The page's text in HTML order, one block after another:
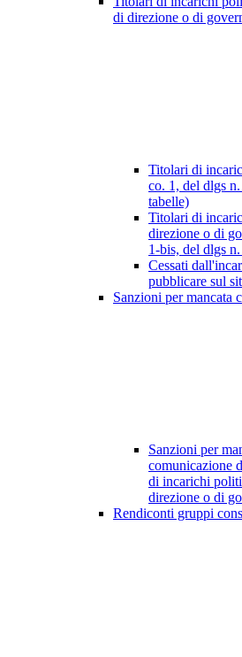
di direzione o di
Titolari di
co. 1, del dlgs
tabelle)
Titolari di
direzione o di
1-bis, del dlgs
Cessati
pubblicare sul
Sanzioni per mancata
Sanzioni per
comunicazione
di incarichi
direzione o di
Rendiconti gruppi